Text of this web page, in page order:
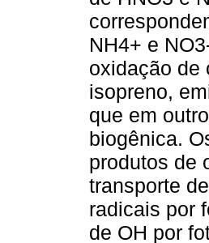
NH4+ e
oxidação de
isopreno,
que em
biogênica.
produtos de
transporte
radicais por
de OH por